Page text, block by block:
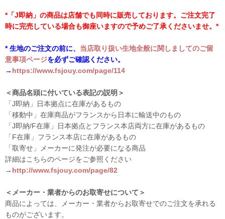
*「J即納」の商品は店舗でも同時に販売しております。ご注文完了
時に完売している場合も御座いますので予めご了承くださいませ。*
* 生地のご注文の前に、 当店取り扱い生地全般に関しましてのご留
意事項ページを必ずご確認ください。
→ https://www.fsjouy.com/page/114
＜商品名頭に付いている表記の説明＞
「J即納」日本拠点に在庫があるもの
「移動中」在庫商品がフランスから日本に輸送中のもの
「J即納/F在庫」日本拠点とフランス本店両方に在庫があるもの
「F在庫」フランス本店に在庫があるもの
「取寄せ」メーカーに発注が必要になる商品
詳細はこちらのページをご参照ください
→ http://www.fsjouy.com/page/82
＜メーカー・業者からのお取寄せについて＞
商品によっては、メーカー・業者からお取寄せでのご注文を承れる
ものがございます。